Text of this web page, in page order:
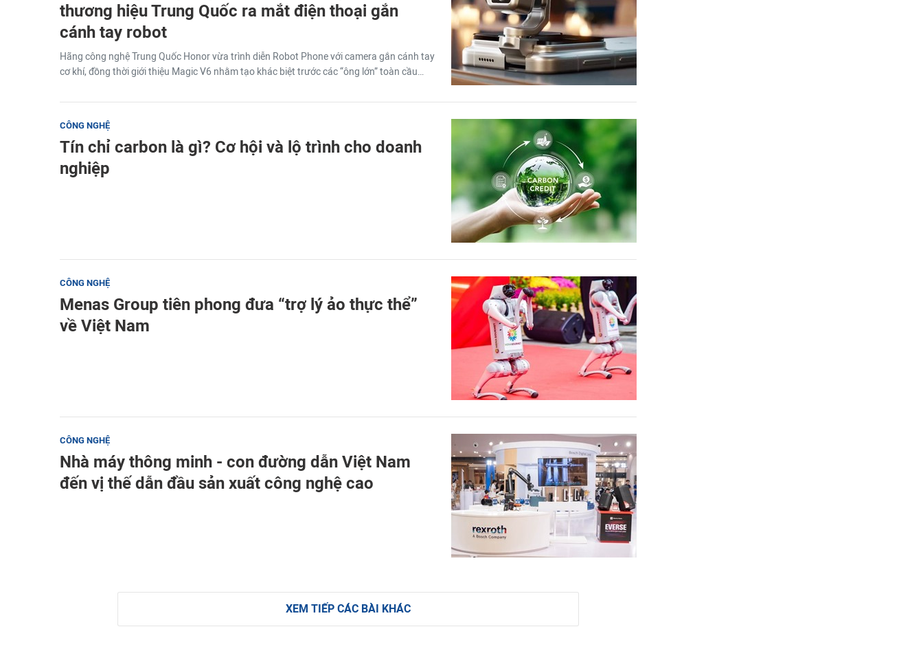
thương hiệu Trung Quốc ra mắt điện thoại gắn
cánh tay robot
Hãng công nghệ Trung Quốc Honor vừa trình diễn Robot Phone với camera gắn cánh tay
cơ khí, đồng thời giới thiệu Magic V6 nhằm tạo khác biệt trước các “ông lớn” toàn cầu…
CÔNG NGHỆ
Tín chỉ carbon là gì? Cơ hội và lộ trình cho doanh
nghiệp
CÔNG NGHỆ
Menas Group tiên phong đưa “trợ lý ảo thực thể”
về Việt Nam
CÔNG NGHỆ
Nhà máy thông minh - con đường dẫn Việt Nam
đến vị thế dẫn đầu sản xuất công nghệ cao
XEM TIẾP CÁC BÀI KHÁC